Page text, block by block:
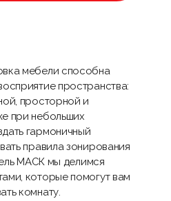
мебели способна
пространства:
просторной и
при небольших
гармоничный
правила зонирования
МАСКмы делимся
которые помогут вам
комнату.